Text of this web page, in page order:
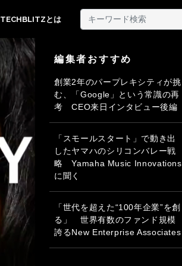
TECHBLITZとは
編集者おすすめ
創業2年のパープレキシティが挑
む、「Google」という常識の再
考 CEO来日インタビュー後編
「スモールスタート」で動き出
したヤマハのシリコンバレー戦
略 Yamaha Music Innovations
に聞く
「世代を超えた“100年企業”を創
る」 世界有数のファンド規模
誇るNew Enterprise Associates